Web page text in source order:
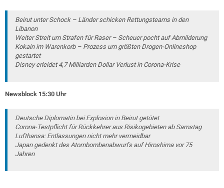
Beirut unter Schock – Länder schicken Rettungsteams in den
Libanon
Weiter Streit um Strafen für Raser – Scheuer pocht auf Abmilderung
Kokain im Warenkorb – Prozess um größten Drogen-Onlineshop
gestartet
Disney erleidet 4,7 Milliarden Dollar Verlust in Corona-Krise
Newsblock 15:30 Uhr
Deutsche Diplomatin bei Explosion in Beirut getötet
Corona-Testpflicht für Rückkehrer aus Risikogebieten ab Samstag
Lufthansa: Entlassungen nicht mehr vermeidbar
Japan gedenkt des Atombombenabwurfs auf Hiroshima vor 75
Jahren